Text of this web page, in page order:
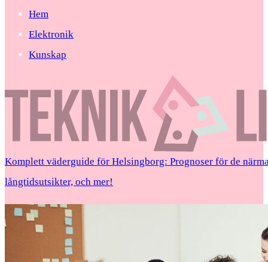
Hem
Elektronik
Kunskap
Komplett väderguide för Helsingborg: Prognoser för de
långtidsutsikter, och mer!